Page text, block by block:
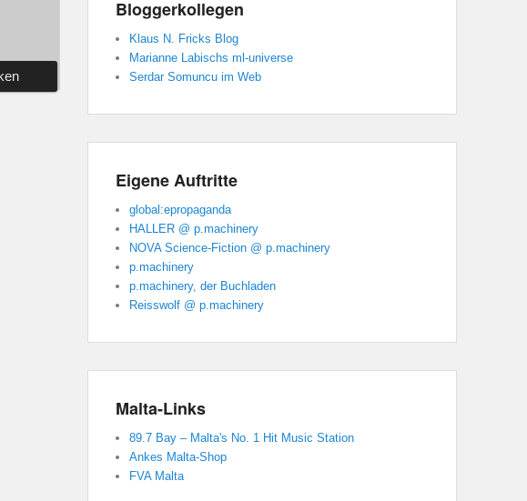
Bloggerkollegen
Klaus N. Fricks Blog
Marianne Labischs ml-universe
Serdar Somuncu im Web
Eigene Auftritte
global:epropaganda
HALLER @ p.machinery
NOVA Science-Fiction @ p.machinery
p.machinery
p.machinery, der Buchladen
Reisswolf @ p.machinery
Malta-Links
89.7 Bay – Malta's No. 1 Hit Music Station
Ankes Malta-Shop
FVA Malta